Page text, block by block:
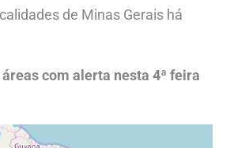
de Minas Gerais há
com alerta nesta 4ª feira